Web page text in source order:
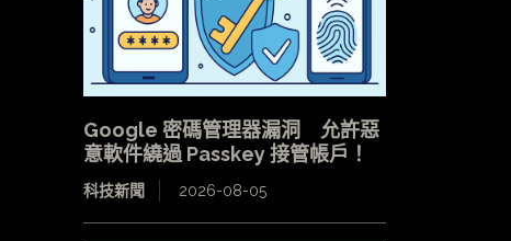
Google 密碼管理器漏洞 允許惡
意軟件繞過 Passkey 接管帳戶！
科技新聞 2026-08-05